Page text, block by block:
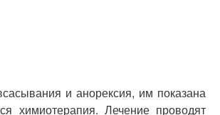
и анорексия, им показана
химиотерапия. Лечение проводят